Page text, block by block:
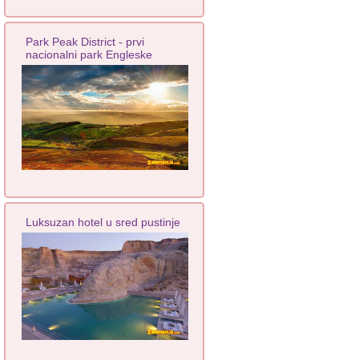
Park Peak District - prvi
nacionalni park Engleske
Luksuzan hotel u sred pustinje